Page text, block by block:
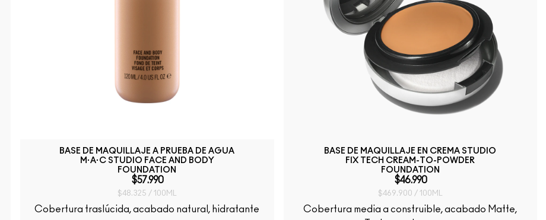
BASE DE MAQUILLAJE A PRUEBA DE AGUA
M·A·C STUDIO FACE AND BODY
FOUNDATION
$57.990
$48.325 / 100ML
Cobertura traslúcida, acabado natural, hidratante
BASE DE MAQUILLAJE EN CREMA STUDIO
FIX TECH CREAM-TO-POWDER
FOUNDATION
$46.990
$469.900 / 100ML
Cobertura media a construible, acabado Matte,